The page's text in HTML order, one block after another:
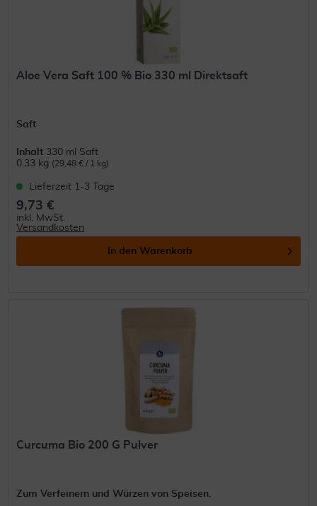
Aloe Vera Saft 100 % Bio 330 ml Direktsaft
Saft
Inhalt 330 ml Saft
0.33 kg (29,48 € / 1 kg)
Lieferzeit 1-3 Tage
9,73 €
inkl. MwSt.
Versandkosten
In den Warenkorb
Curcuma Bio 200 G Pulver
Zum Verfeinern und Würzen von Speisen.